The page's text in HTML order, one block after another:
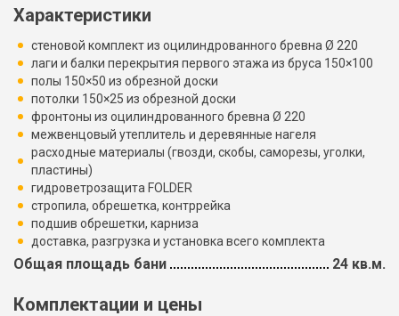
Характеристики
стеновой комплект из оцилиндрованного бревна Ø 220
лаги и балки перекрытия первого этажа из бруса 150×100
полы 150×50 из обрезной доски
потолки 150×25 из обрезной доски
фронтоны из оцилиндрованного бревна Ø 220
межвенцовый утеплитель и деревянные нагеля
расходные материалы (гвозди, скобы, саморезы, уголки,
пластины)
гидроветрозащита FOLDER
стропила, обрешетка, контррейка
подшив обрешетки, карниза
доставка, разгрузка и установка всего комплекта
Общая площадь бани 24 кв.м.
Комплектации и цены